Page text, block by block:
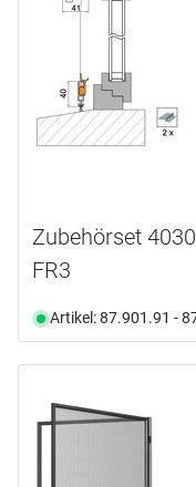
Zubehörset
FR3
Artikel: 87.901.91 -